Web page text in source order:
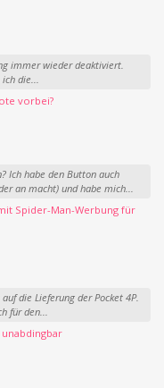
immer wieder deaktiviert.
die...
vorbei?
Ich habe den Button auch
an macht) und habe mich...
Spider-Man-Werbung für
die Lieferung der Pocket 4P.
für den...